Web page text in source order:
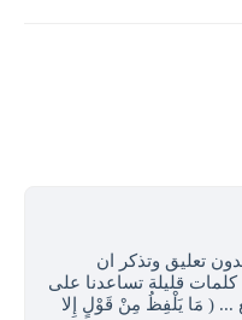
تعليق وتذكر ان
كلمات قليلة تساعدنا على
... ( مَا يَلْفِظُ مِنْ قَوْلٍ إِلا